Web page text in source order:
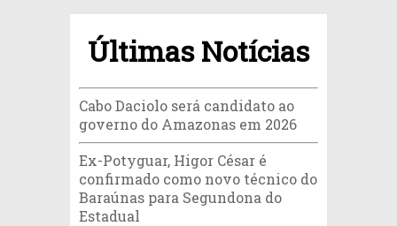
Últimas Notícias
Cabo Daciolo será candidato ao
governo do Amazonas em 2026
Ex-Potyguar, Higor César é
confirmado como novo técnico do
Baraúnas para Segundona do
Estadual